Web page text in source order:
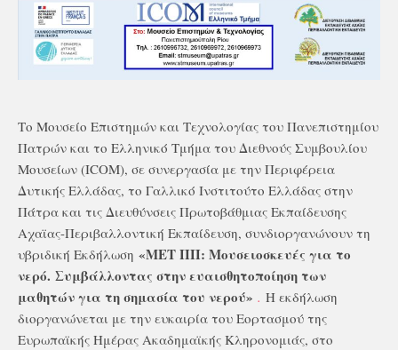
Το Μουσείο Επιστημών και Τεχνολογίας του Πανεπιστημίου
Πατρών και το Ελληνικό Τμήμα του Διεθνούς Συμβουλίου
Μουσείων (ICOM), σε συνεργασία με την Περιφέρεια
Δυτικής Ελλάδας, το Γαλλικό Ινστιτούτο Ελλάδας στην
Πάτρα και τις Διευθύνσεις Πρωτοβάθμιας Εκπαίδευσης
Αχαϊας-Περιβαλλοντική Εκπαίδευση, συνδιοργανώνουν τη
υβριδική Εκδήλωση «ΜΕΤ ΠΠ: Μουσειοσκευές για το
νερό. Συμβάλλοντας στην ευαισθητοποίηση των
μαθητών για τη σημασία του νερού» . Η εκδήλωση
διοργανώνεται με την ευκαιρία του Εορτασμού της
Ευρωπαϊκής Ημέρας Ακαδημαϊκής Κληρονομιάς, στο